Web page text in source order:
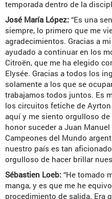
temporada dentro de la
José María López: “Es una
siempre, lo primero que me
agradecimientos. Gracias a
ayudado a continuar en los
Citroën, que me ha elegido
Elysée. Gracias a todos los
solamente a los que se
trabajamos todos juntos. Es
los circuitos fetiche de
aquí y me siento orgulloso
honor suceder a Juan
Campeones del Mundo
nuestro país es tan
orgulloso de hacer brillar
Sébastien Loeb: “He tomado
manga, y es que me he
procedimiento de salida. Era